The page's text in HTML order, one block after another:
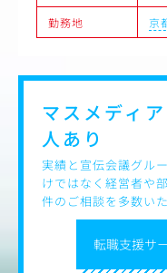
勤務地
京
転職支援サ
マスメディ
人あり
実績と宣伝会議グル
けではなく経営者や
件のご相談を多数い